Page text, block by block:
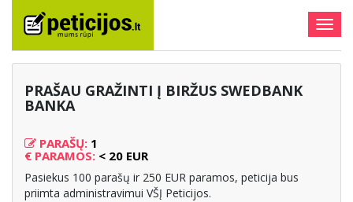
PRAŠAU GRAŽINTI Į BIRŽUS SWEDBANK
BANKA
PARAŠŲ: 1
€ PARAMOS: < 20 EUR
Pasiekus 100 parašų ir 250 EUR paramos, peticija bus
priimta administravimui VŠĮ Peticijos.